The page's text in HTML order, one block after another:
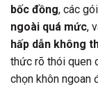
bốc đồng, các
ngoài quá mức,
hấp dẫn không
thức rõ thói quen
chọn khôn ngoan